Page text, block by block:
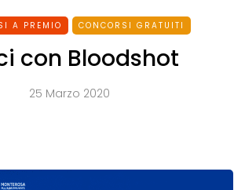
A PREMIO CONCORSI GRATUITI
con Bloodshot
25 Marzo 2020